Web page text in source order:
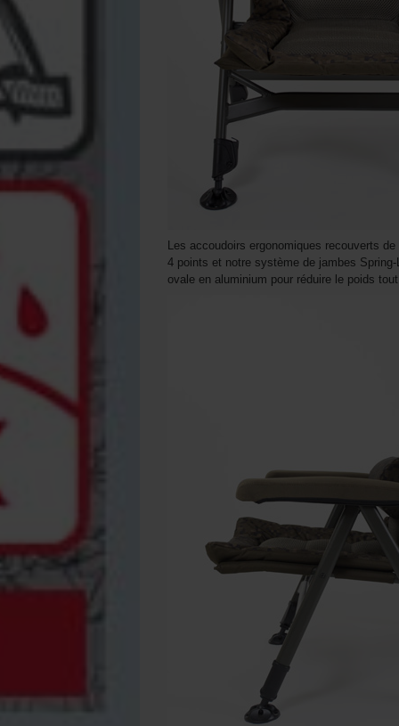
Les accoudoirs ergonomiques recouverts
4 points et notre système de jambes
ovale en aluminium pour réduire le poids